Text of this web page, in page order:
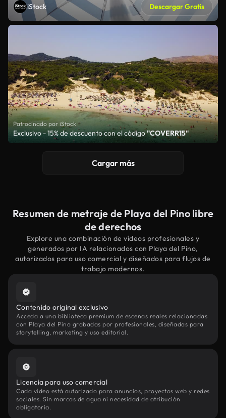
iStock Descargar Gratis
Patrocinado por iStock
Exclusivo - 15% de descuento con el código"COVERR15"
Cargar más
Resumen de metraje de Playa del Pino libre
de derechos
Explore una combinación de vídeos profesionales y
generados por IA relacionados con Playa del Pino,
autorizados para uso comercial y diseñados para flujos de
trabajo modernos.
Contenido original exclusivo
Acceda a una biblioteca premium de escenas reales relacionadas
con Playa del Pino grabadas por profesionales, diseñadas para
storytelling, marketing y uso editorial.
Licencia para uso comercial
Cada vídeo está autorizado para anuncios, proyectos web y redes
sociales. Sin marcas de agua ni necesidad de atribución
obligatoria.